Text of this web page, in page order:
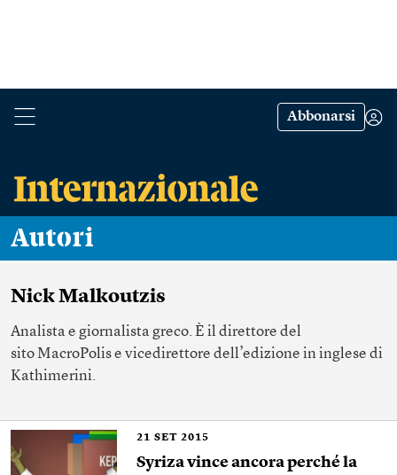
Abbonarsi
Autori
Nick Malkoutzis
Analista e giornalista greco. È il direttore del
sito MacroPolis e vicedirettore dell’edizione in inglese di
Kathimerini.
21 SET 2015
Syriza vince ancora perché la